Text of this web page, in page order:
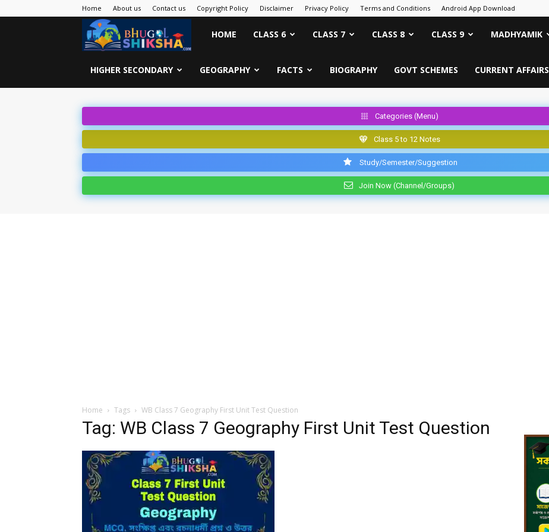
Home About us Contact us Copyright Policy Disclaimer Privacy Policy Terms and Conditions Android App Download
Bhugol
Shiksha
HOME CLASS 6 CLASS 7 CLASS 8 CLASS 9 MADHYAMIK
HIGHER SECONDARY GEOGRAPHY FACTS BIOGRAPHY GOVT SCHEMES CURRENT AFFAIRS
Categories (Menu)
Class 5 to 12 Notes
Study/Semester/Suggestion
Join Now (Channel/Groups)
Home Tags WB Class 7 Geography First Unit Test Question
Tag: WB Class 7 Geography First Unit Test Question